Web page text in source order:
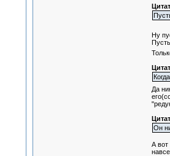
Ну
Да
Он
А вот